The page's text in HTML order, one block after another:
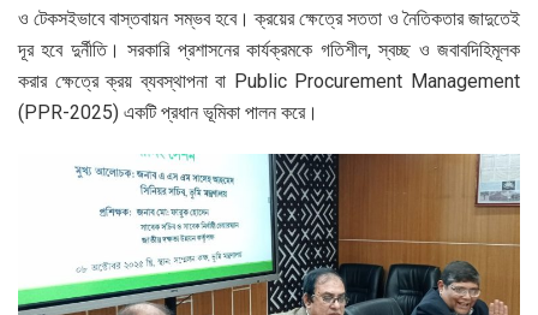
ও টেকসইভাবে বাস্তবায়ন সম্ভব হবে। ক্রয়ের ক্ষেত্রে সততা ও নৈতিকতার জাদুতেই
দূর হবে দুর্নীতি। সরকারি প্রশাসনের কার্যক্রমকে গতিশীল, স্বচ্ছ ও জবাবদিহিমূলক
করার ক্ষেত্রে ক্রয় ব্যবস্থাপনা বা Public Procurement Management
(PPR-2025) একটি প্রধান ভূমিকা পালন করে।